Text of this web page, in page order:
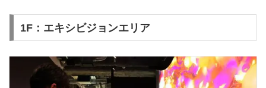
1F：エキシビジョンエリア